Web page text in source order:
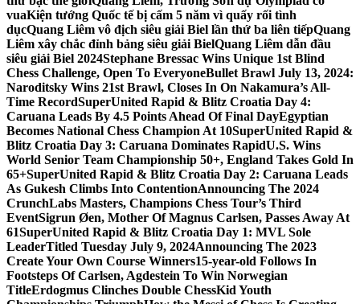
vuaKiện tướng Quốc tế bị cấm 5 năm vì quấy rối tình
dụcQuang Liêm vô địch siêu giải Biel lần thứ ba liên tiếpQuang
Liêm xây chắc đỉnh bảng siêu giải BielQuang Liêm dẫn đầu
siêu giải Biel 2024Stephane Bressac Wins Unique 1st Blind
Chess Challenge, Open To EveryoneBullet Brawl July 13, 2024:
Naroditsky Wins 21st Brawl, Closes In On Nakamura’s All-
Time RecordSuperUnited Rapid & Blitz Croatia Day 4:
Caruana Leads By 4.5 Points Ahead Of Final DayEgyptian
Becomes National Chess Champion At 10SuperUnited Rapid &
Blitz Croatia Day 3: Caruana Dominates RapidU.S. Wins
World Senior Team Championship 50+, England Takes Gold In
65+SuperUnited Rapid & Blitz Croatia Day 2: Caruana Leads
As Gukesh Climbs Into ContentionAnnouncing The 2024
CrunchLabs Masters, Champions Chess Tour’s Third
EventSigrun Øen, Mother Of Magnus Carlsen, Passes Away At
61SuperUnited Rapid & Blitz Croatia Day 1: MVL Sole
LeaderTitled Tuesday July 9, 2024Announcing The 2023
Create Your Own Course Winners15-year-old Follows In
Footsteps Of Carlsen, Agdestein To Win Norwegian
TitleErdogmus Clinches Double ChessKid Youth